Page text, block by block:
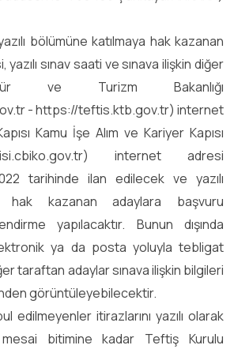
bölümüne katılmaya hak kazanan
yazılı sınav saati ve sınava ilişkin diğer
ve Turizm Bakanlığı
- https://teftis.ktb.gov.tr) internet
Kamu İşe Alım ve Kariyer Kapısı
internet adresi
tarihinde ilan edilecek ve yazılı
hak kazanan adaylara başvuru
yapılacaktır. Bunun dışında
ya da posta yoluyla tebligat
taraftan adaylar sınava ilişkin bilgileri
görüntüleyebilecektir.
edilmeyenler itirazlarını yazılı olarak
bitimine kadar Teftiş Kurulu